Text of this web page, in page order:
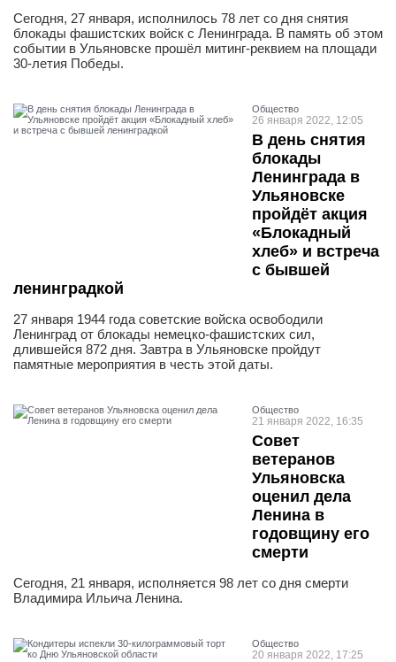
Сегодня, 27 января, исполнилось 78 лет со дня снятия
блокады фашистских войск с Ленинграда. В память об этом
событии в Ульяновске прошёл митинг-реквием на площади
30-летия Победы.
Общество
26 января 2022, 12:05
В день снятия
блокады
Ленинграда в
Ульяновске
пройдёт акция
«Блокадный
хлеб» и встреча
с бывшей
ленинградкой
27 января 1944 года советские войска освободили
Ленинград от блокады немецко-фашистских сил,
длившейся 872 дня. Завтра в Ульяновске пройдут
памятные мероприятия в честь этой даты.
Общество
21 января 2022, 16:35
Совет
ветеранов
Ульяновска
оценил дела
Ленина в
годовщину его
смерти
Сегодня, 21 января, исполняется 98 лет со дня смерти
Владимира Ильича Ленина.
Общество
20 января 2022, 17:25